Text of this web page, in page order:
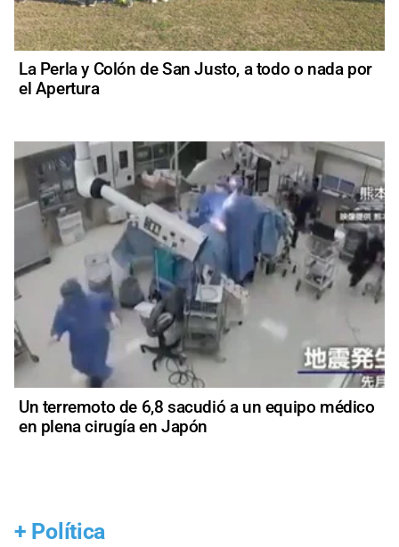
La Perla y Colón de San Justo, a todo o nada por
el Apertura
Un terremoto de 6,8 sacudió a un equipo médico
en plena cirugía en Japón
+ Política